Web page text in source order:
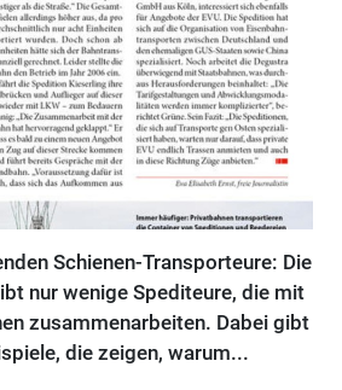
Schienen-Transporteure: Die
nur wenige Spediteure, die mit
zusammenarbeiten. Dabei gibt
die zeigen, warum...